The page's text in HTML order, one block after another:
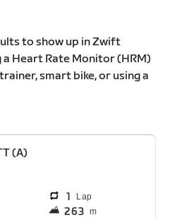
to show up in Zwift
a Heart Rate Monitor (HRM)
smart bike, or using a
(A)
1 Lap
263 m